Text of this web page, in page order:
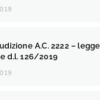
A.C. 2222 –
d.l. 126/2019